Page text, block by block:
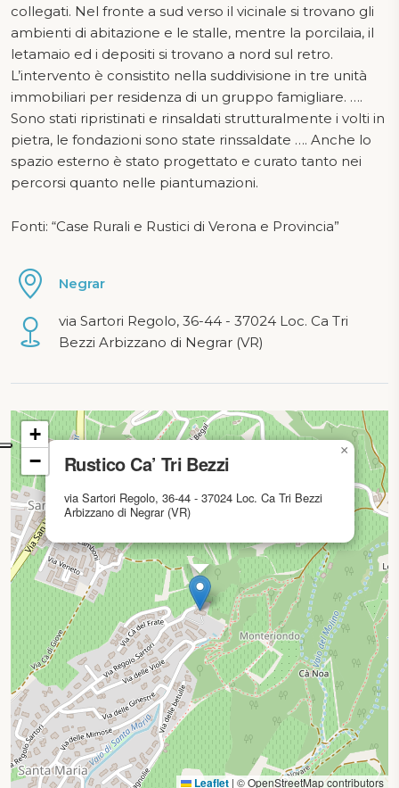
collegati. Nel fronte a sud verso il vicinale si trovano gli
ambienti di abitazione e le stalle, mentre la porcilaia, il
letamaio ed i depositi si trovano a nord sul retro.
L’intervento è consistito nella suddivisione in tre unità
immobiliari per residenza di un gruppo famigliare. ….
Sono stati ripristinati e rinsaldati strutturalmente i volti in
pietra, le fondazioni sono state rinssaldate …. Anche lo
spazio esterno è stato progettato e curato tanto nei
percorsi quanto nelle piantumazioni.
Fonti: “Case Rurali e Rustici di Verona e Provincia”
Negrar
via Sartori Regolo, 36-44 - 37024 Loc. Ca Tri
Bezzi Arbizzano di Negrar (VR)
mappa in caricamento...
Rustico Ca’ Tri Bezzi
via Sartori Regolo, 36-44 - 37024 Loc. Ca Tri Bezzi
Arbizzano di Negrar (VR)
×
+
−
Leaflet | © OpenStreetMap contributors